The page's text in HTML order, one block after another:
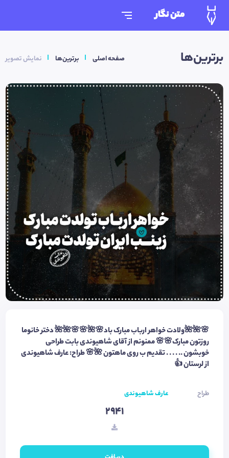
متن نگار
برترین‌ها صفحه اصلی برترین‌ها نمایش تصویر
🌸🌺🌺ولادت خواهر ارباب مبارک باد🌸🌺🌸🌸🌺🌺 دختر خانوما
روزتون مبارک🌸🌸 ممنونم از آقای شاهیوندی بابت طراحی
خوبشون .. . . . . تقدیم ب روی ماهتون 🌺🌸 طراح: عارف شاهیوندی
از لرستان 👍
طراح عارف شاهیوندی
2941